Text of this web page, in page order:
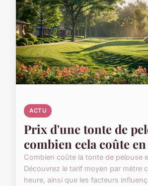
ACTU
Prix d'une tonte de
combien cela coûte
Combien coûte la tonte de pelouse
Découvrez le tarif moyen par mètre
heure, ainsi que les facteurs